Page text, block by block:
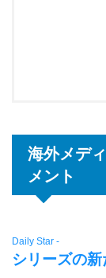
海外メデ
メント
Daily Star -
シリーズの